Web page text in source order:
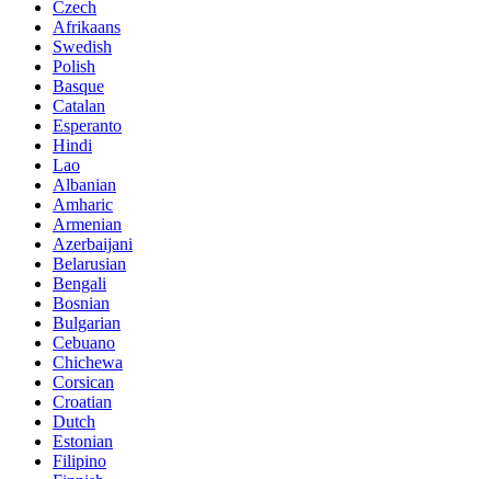
Czech
Afrikaans
Swedish
Polish
Basque
Catalan
Esperanto
Hindi
Lao
Albanian
Amharic
Armenian
Azerbaijani
Belarusian
Bengali
Bosnian
Bulgarian
Cebuano
Chichewa
Corsican
Croatian
Dutch
Estonian
Filipino